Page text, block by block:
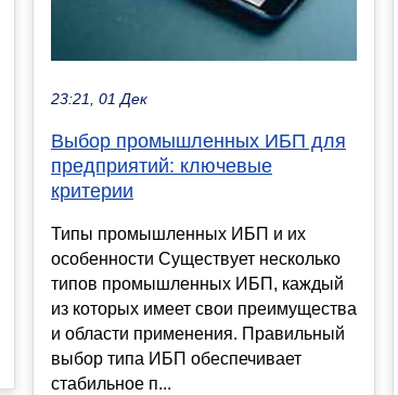
23:21, 01 Дек
Выбор промышленных ИБП для
предприятий: ключевые
критерии
Типы промышленных ИБП и их
особенности Существует несколько
типов промышленных ИБП, каждый
из которых имеет свои преимущества
и области применения. Правильный
выбор типа ИБП обеспечивает
стабильное п...